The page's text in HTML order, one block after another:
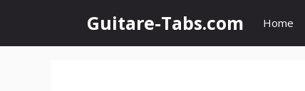
content
Guitare-Tabs.com Home